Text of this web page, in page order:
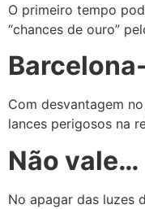
O primeiro tempo
“chances de ouro”
Com desvantagem
lances perigosos na
Não vale…
No apagar das luzes